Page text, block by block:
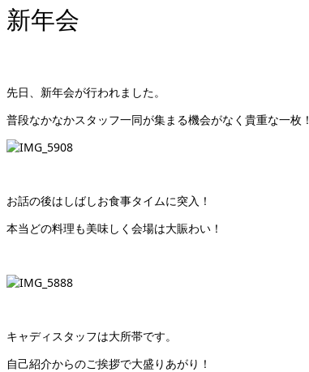
新年会
先日、新年会が行われました。
普段なかなかスタッフ一同が集まる機会がなく貴重な一枚！
お話の後はしばしお食事タイムに突入！
本当どの料理も美味しく会場は大賑わい！
キャディスタッフは大所帯です。
自己紹介からのご挨拶で大盛りあがり！